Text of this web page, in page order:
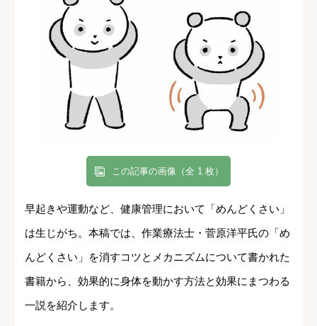
この記事の画像（全 1 枚）
早起きや運動など、健康管理において「めんどくさい」
は生じがち。本稿では、作業療法士・菅原洋平氏の「め
んどくさい」を消すコツとメカニズムについて書かれた
書籍から、効果的に身体を動かす方法と効果にまつわる
一説を紹介します。